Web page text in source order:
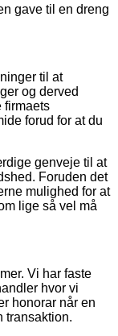
gave til en dreng
til at
og derved
firmaets
forud for at du
genveje til at
Foruden det
mulighed for at
lige så vel må
Vi har faste
hvor vi
honorar når en
transaktion.